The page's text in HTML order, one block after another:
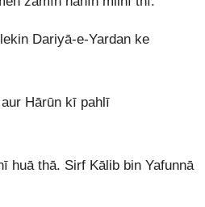
Dariyā-e-Yardan ke
Hārūn kī pahlī
huā thā. Sirf Kālib bin Yafunnā